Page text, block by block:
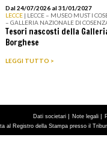
Dal 24/07/2026 al 31/01/2027
LECCE | LECCE – MUSEO MUST I
– GALLERIA NAZIONALE DI
Tesori nascosti della
Borghese
LEGGI TUTTO >
Dati societari Note legali
al Registro della Stampa presso il